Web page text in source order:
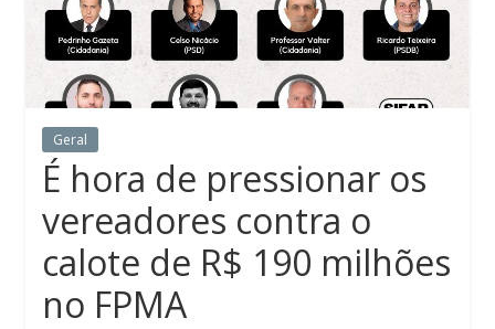
Geral
É hora de pressionar os
vereadores contra o
calote de R$ 190 milhões
no FPMA